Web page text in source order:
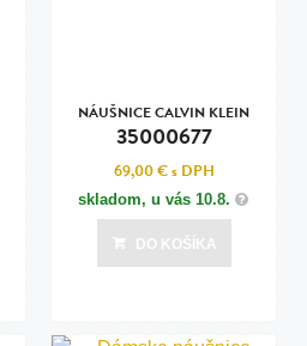
NÁUŠNICE CALVIN KLEIN
35000677
69,00 €s DPH
skladom, u vás 10.8.
DO KOŠÍKA